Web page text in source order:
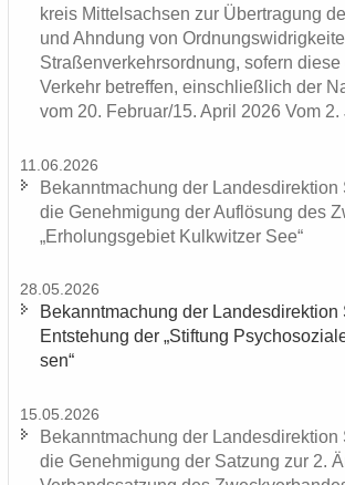
kreis Mit­tel­sach­sen zur Über­tra­gung
und Ahn­dung von
Stra­ßen­ver­kehrs­ord­nung, so­fern
Ver­kehr be­tref­fen, ein­schließ­lich der
vom 20. Fe­bru­ar/15. April 2026 Vom 2.
11.06.2026
Be­kannt­ma­chung der Lan­des­di­rek­ti­on
die Ge­neh­mi­gung der Auf­lö­sung des
„Er­ho­lungs­ge­biet Kulk­wit­zer See“
28.05.2026
Be­kannt­ma­chung der Lan­des­di­rek­ti­on
Ent­ste­hung der „Stif­tung
sen“
15.05.2026
Be­kannt­ma­chung der Lan­des­di­rek­ti­on
die Ge­neh­mi­gung der Sat­zung zur 2.